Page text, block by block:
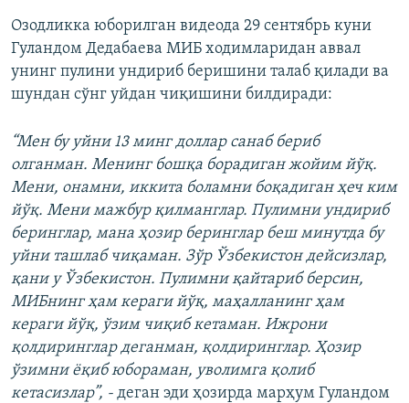
Озодликка юборилган видеода 29 сентябрь куни
Гуландом Дедабаева МИБ ходимларидан аввал
унинг пулини ундириб беришини талаб қилади ва
шундан сўнг уйдан чиқишини билдиради:
“Мен бу уйни 13 минг доллар санаб бериб
олганман. Менинг бошқа борадиган жойим йўқ.
Мени, онамни, иккита боламни боқадиган ҳеч ким
йўқ. Мени мажбур қилманглар. Пулимни ундириб
беринглар, мана ҳозир беринглар беш минутда бу
уйни ташлаб чиқаман. Зўр Ўзбекистон дейсизлар,
қани у Ўзбекистон. Пулимни қайтариб берсин,
МИБнинг ҳам кераги йўқ, маҳалланинг ҳам
кераги йўқ, ўзим чиқиб кетаман. Ижрони
қолдиринглар деганман, қолдиринглар. Ҳозир
ўзимни ёқиб юбораман, уволимга қолиб
кетасизлар”, - деган эди ҳозирда марҳум Гуландом